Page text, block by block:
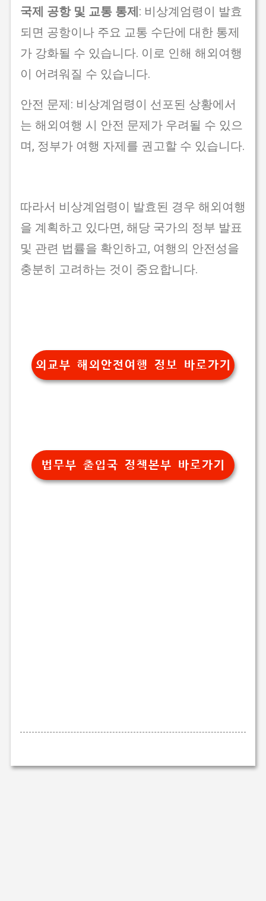
국제 공항 및 교통 통제: 비상계엄령이 발효
되면 공항이나 주요 교통 수단에 대한 통제
가 강화될 수 있습니다. 이로 인해 해외여행
이 어려워질 수 있습니다.
안전 문제: 비상계엄령이 선포된 상황에서
는 해외여행 시 안전 문제가 우려될 수 있으
며, 정부가 여행 자제를 권고할 수 있습니다.
따라서 비상계엄령이 발효된 경우 해외여행
을 계획하고 있다면, 해당 국가의 정부 발표
및 관련 법률을 확인하고, 여행의 안전성을
충분히 고려하는 것이 중요합니다.
외교부 해외안전여행 정보 바로가기
법무부 출입국 정책본부 바로가기